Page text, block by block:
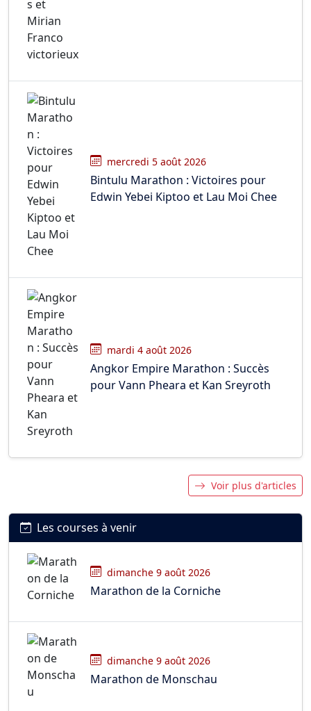
mercredi 5 août 2026
Bintulu Marathon : Victoires pour
Edwin Yebei Kiptoo et Lau Moi Chee
mardi 4 août 2026
Angkor Empire Marathon : Succès
pour Vann Pheara et Kan Sreyroth
Voir plus d'articles
Les courses à venir
dimanche 9 août 2026
Marathon de la Corniche
dimanche 9 août 2026
Marathon de Monschau